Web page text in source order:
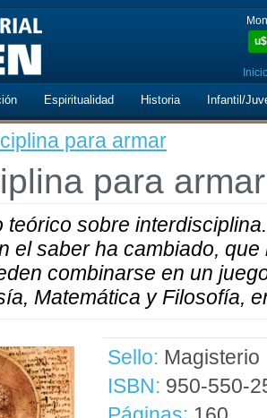
u$
Espiritualidad Historia Infantil/
para armar
para armar
teórico sobre
el saber ha cambiado,
combinarse en un
Matemática y Filosofía,
Sello: Magisterio
ISBN: 950-550-